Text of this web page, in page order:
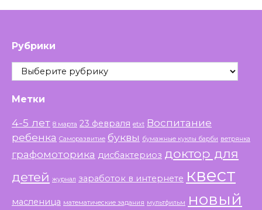
Рубрики
Рубрики
Метки
4-5 лет 8 марта 23 февраля etxt Воспитание
ребенка Саморазвитие буквы бумажные куклы барби ветрянка
графомоторика дисбактериоз доктор для
детей журнал заработок в интернете квест
масленица математические задания мультфильм
новый